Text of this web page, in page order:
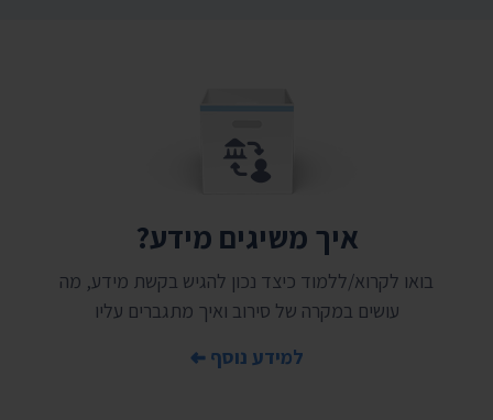
איך משיגים מידע?
בואו לקרוא/ללמוד כיצד נכון להגיש בקשת מידע, מה
עושים במקרה של סירוב ואיך מתגברים עליו
למידע נוסף